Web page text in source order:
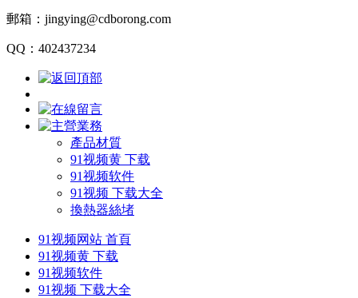
郵箱：jingying@cdborong.com
QQ：402437234
產品材質
91视频黄 下载
91视频软件
91视频 下载大全
換熱器絲堵
91视频网站 首頁
91视频黄 下载
91视频软件
91视频 下载大全